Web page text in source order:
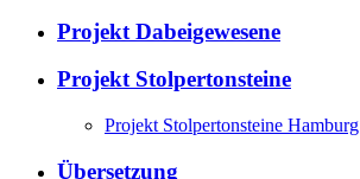
Projekt Dabeigewesene
Projekt Stolpertonsteine
Projekt Stolpertonsteine Hamburg
Übersetzung